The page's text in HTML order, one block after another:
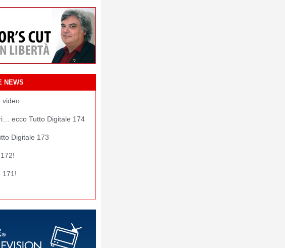
NEWS
video
ecco Tutto Digitale 174
Digitale 173
171!